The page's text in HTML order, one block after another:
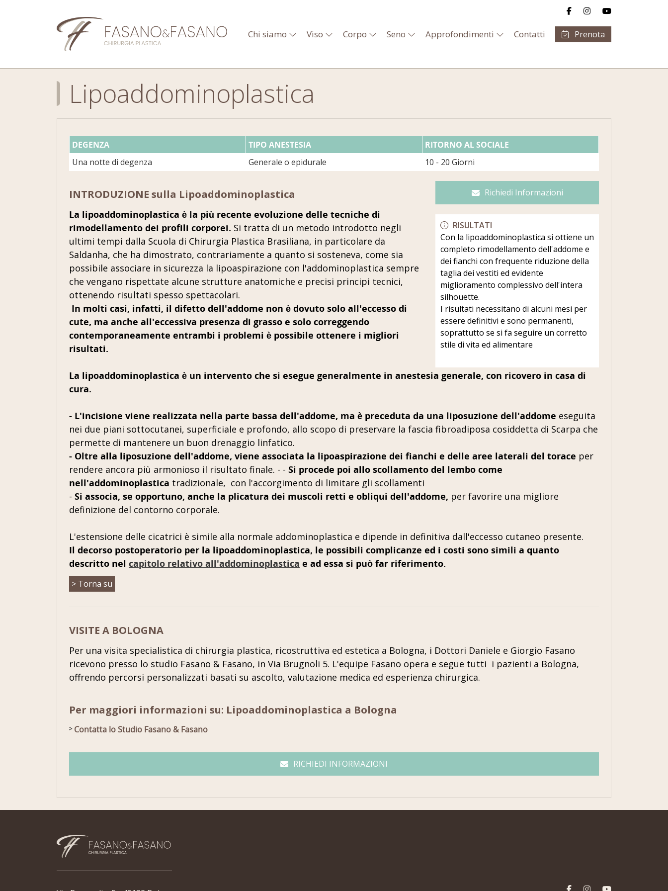
Chi siamo Viso Corpo Seno Approfondimenti Contatti Prenota
Lipoaddominoplastica
DEGENZA TIPO ANESTESIA
RITORNO AL SOCIALE
Una notte di degenza
Generale o epidurale 10 - 20 Giorni
Richiedi Informazioni
RISULTATI
Con la lipoaddominoplastica si ottiene un
completo rimodellamento dell'addome e
dei fianchi con frequente riduzione della
taglia dei vestiti ed evidente
miglioramento complessivo dell'intera
silhouette.
I risultati necessitano di alcuni mesi per
essere definitivi e sono permanenti,
soprattutto se si fa seguire un corretto
stile di vita ed alimentare
INTRODUZIONE sulla Lipoaddominoplastica
La lipoaddominoplastica è la più recente evoluzione delle tecniche di
rimodellamento dei profili corporei. Si tratta di un metodo introdotto negli
ultimi tempi dalla Scuola di Chirurgia Plastica Brasiliana, in particolare da
Saldanha, che ha dimostrato, contrariamente a quanto si sosteneva, come sia
possibile associare in sicurezza la lipoaspirazione con l'addominoplastica sempre
che vengano rispettate alcune strutture anatomiche e precisi principi tecnici,
ottenendo risultati spesso spettacolari.
In molti casi, infatti, il difetto dell'addome non è dovuto solo all'eccesso di
cute, ma anche all'eccessiva presenza di grasso e solo correggendo
contemporaneamente entrambi i problemi è possibile ottenere i migliori
risultati.
La lipoaddominoplastica è un intervento che si esegue generalmente in anestesia generale, con ricovero in casa di
cura.
- L'incisione viene realizzata nella parte bassa dell'addome, ma è preceduta da una liposuzione dell'addome eseguita
nei due piani sottocutanei, superficiale e profondo, allo scopo di preservare la fascia fibroadiposa cosiddetta di Scarpa che
permette di mantenere un buon drenaggio linfatico.
- Oltre alla liposuzione dell'addome, viene associata la lipoaspirazione dei fianchi e delle aree laterali del torace per
rendere ancora più armonioso il risultato finale. - - Si procede poi allo scollamento del lembo come
nell'addominoplastica tradizionale, con l'accorgimento di limitare gli scollamenti
- Si associa, se opportuno, anche la plicatura dei muscoli retti e obliqui dell'addome, per favorire una migliore
definizione del contorno corporale.
L'estensione delle cicatrici è simile alla normale addominoplastica e dipende in definitiva dall'eccesso cutaneo presente.
Il decorso postoperatorio per la lipoaddominoplastica, le possibili complicanze ed i costi sono simili a quanto
descritto nel capitolo relativo all'addominoplastica e ad essa si può far riferimento.
> Torna su
VISITE A BOLOGNA
Per una visita specialistica di chirurgia plastica, ricostruttiva ed estetica a Bologna, i Dottori Daniele e Giorgio Fasano
ricevono presso lo studio Fasano & Fasano, in Via Brugnoli 5. L'equipe Fasano opera e segue tutti i pazienti a Bologna,
offrendo percorsi personalizzati basati su ascolto, valutazione medica ed esperienza chirurgica.
Per maggiori informazioni su: Lipoaddominoplastica a Bologna
Contatta lo Studio Fasano & Fasano
RICHIEDI INFORMAZIONI